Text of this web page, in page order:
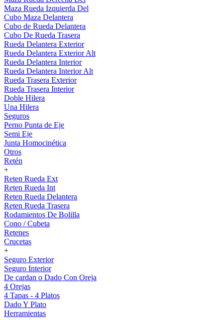
Maza Rueda Izquierda Del
Cubo Maza Delantera
Cubo de Rueda Delantera
Cubo De Rueda Trasera
Rueda Delantera Exterior
Rueda Delantera Exterior Alt
Rueda Delantera Interior
Rueda Delantera Interior Alt
Rueda Trasera Exterior
Rueda Trasera Interior
Doble Hilera
Una Hilera
Seguros
Perno Punta de Eje
Semi Eje
Junta Homocinética
Otros
Retén
+
Reten Rueda Ext
Reten Rueda Int
Reten Rueda Delantera
Reten Rueda Trasera
Rodamientos De Bolilla
Cono / Cubeta
Retenes
Crucetas
+
Seguro Exterior
Seguro Interior
De cardan o Dado Con Oreja
4 Orejas
4 Tapas - 4 Platos
Dado Y Plato
Herramientas